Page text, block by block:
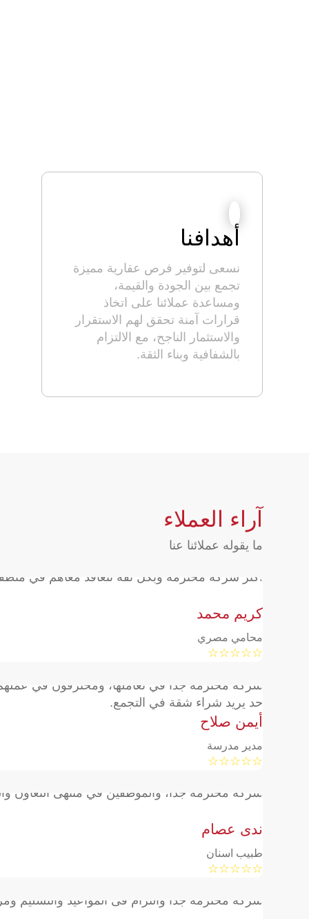
أهدافنا
نسعى لتوفير فرص عقارية مميزة
تجمع بين الجودة والقيمة،
ومساعدة عملائنا على اتخاذ
قرارات آمنة تحقق لهم الاستقرار
والاستثمار الناجح، مع الالتزام
بالشفافية وبناء الثقة.
آراء العملاء
ما يقوله عملائنا عنا
اكتر شركة محترمة وبكل ثقة تتعاقد معاهم في
كريم محمد
محامي مصري
☆
☆
☆
☆
☆
شركة محترمة جداً في تعاملها، ومحترفون في
حد يريد شراء شقة في التجمع.
أيمن صلاح
مدير مدرسة
☆
☆
☆
☆
☆
شركة محترمة جدًا، والموظفين في منتهى التعاون
ندى عصام
طبيب اسنان
☆
☆
☆
☆
☆
شركة محترمه جدا والتزام فى المواعيد والتسليم